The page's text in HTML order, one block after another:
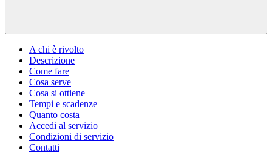
A chi è rivolto
Descrizione
Come fare
Cosa serve
Cosa si ottiene
Tempi e scadenze
Quanto costa
Accedi al servizio
Condizioni di servizio
Contatti